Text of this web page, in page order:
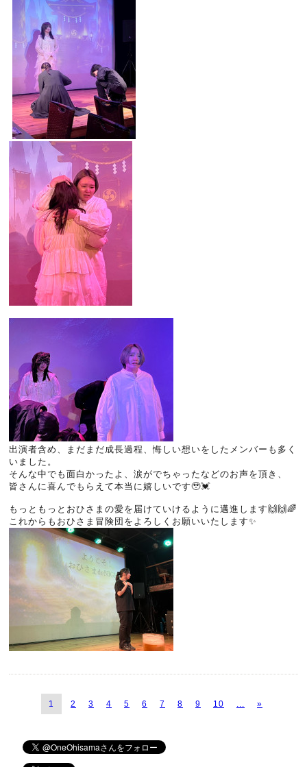
出演者含め、まだまだ成長過程、悔しい想いをしたメンバーも多く
いました。
そんな中でも面白かったよ、涙がでちゃったなどのお声を頂き、
皆さんに喜んでもらえて本当に嬉しいです🥹💓
もっともっとおひさまの愛を届けていけるように邁進します🙌🙌🌈
これからもおひさま冒険団をよろしくお願いいたします✨
1 2 3 4 5 6 7 8 9 10 »